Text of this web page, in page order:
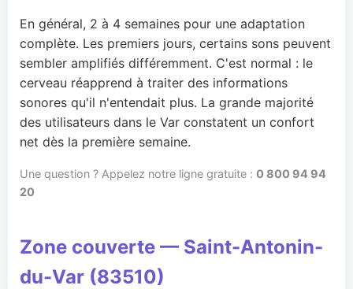
En général, 2 à 4 semaines pour une adaptation
complète. Les premiers jours, certains sons peuvent
sembler amplifiés différemment. C'est normal : le
cerveau réapprend à traiter des informations
sonores qu'il n'entendait plus. La grande majorité
des utilisateurs dans le Var constatent un confort
net dès la première semaine.
Une question ? Appelez notre ligne gratuite : 0 800 94 94
20
Zone couverte — Saint-Antonin-
du-Var (83510)